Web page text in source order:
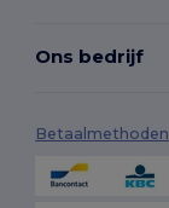
Ons bedrijf
Betaalmethoden